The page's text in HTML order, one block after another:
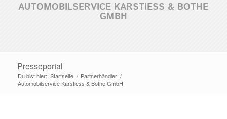
AUTOMOBILSERVICE KARSTIESS & BOTHE
GMBH
Presseportal
Du bist hier: Startseite / Partnerhändler /
Automobilservice Karstiess & Bothe GmbH